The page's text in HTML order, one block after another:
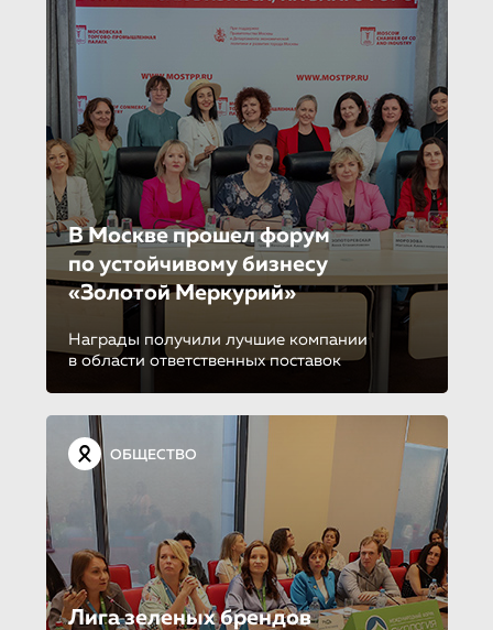
В Москве прошел форум
по устойчиво­му бизнесу
«Золотой Меркурий»
Награды получили лучшие компании
в области ответственных поставок
ОБЩЕСТВО
Лига зеленых брендов